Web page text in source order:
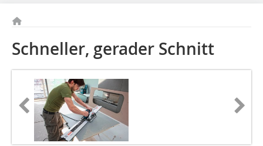
Schneller, gerader Schnitt